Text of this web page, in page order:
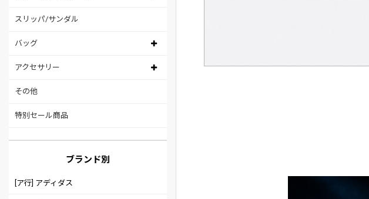
スリッパ/サンダル
バッグ
アクセサリー
その他
特別セール商品
ブランド別
[ア行] アディダス